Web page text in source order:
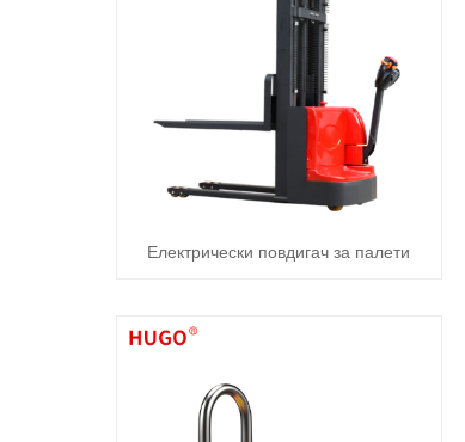
Електрически повдигач за палети